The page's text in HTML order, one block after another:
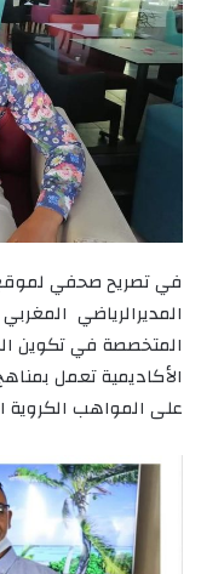
في تصريح صحفي لموقع
المتخصصة في تكوين
الأكاديمية تعمل
على المواهب الكروية